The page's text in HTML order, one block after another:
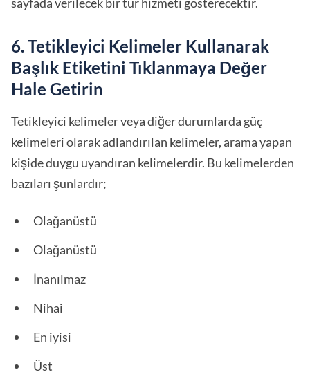
6. Tetikleyici Kelimeler Kullanarak
Başlık Etiketini Tıklanmaya Değer
Hale Getirin
Tetikleyici kelimeler veya diğer durumlarda güç
kelimeleri olarak adlandırılan kelimeler, arama yapan
kişide duygu uyandıran kelimelerdir. Bu kelimelerden
bazıları şunlardır;
Olağanüstü
Olağanüstü
İnanılmaz
Nihai
En iyisi
Üst